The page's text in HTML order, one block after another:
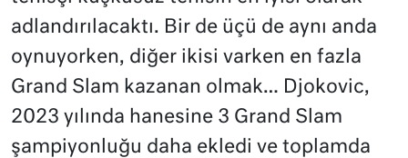
adlandırılacaktı. Bir de üçü de aynı anda
oynuyorken, diğer ikisi varken en fazla
Grand Slam kazanan olmak… Djokovic,
2023 yılında hanesine 3 Grand Slam
şampiyonluğu daha ekledi ve toplamda